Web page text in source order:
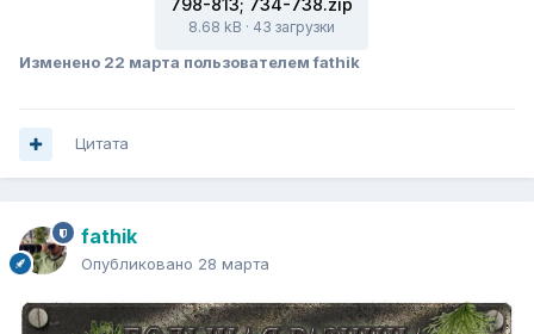
8.68 kB · 43 загрузки
Изменено 22 марта пользователем fathik
Цитата
fathik
Опубликовано 28 марта